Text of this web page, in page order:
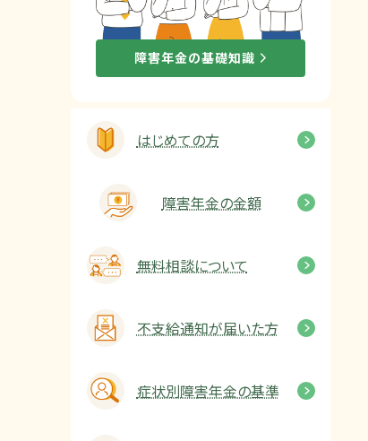
お電話でのお問い合わせ
089-907-3797
障害年金の基礎知識
はじめての方
障害年金の金額
無料相談について
不支給通知が届いた方
症状別障害年金の基準